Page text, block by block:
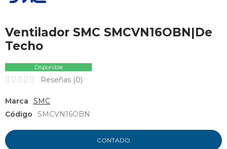
Ventilador SMC SMCVN16OBN|De
Techo
Disponible
Reseñas (0)
Marca
SMC
Código
SMCVN16OBN
CONTADO